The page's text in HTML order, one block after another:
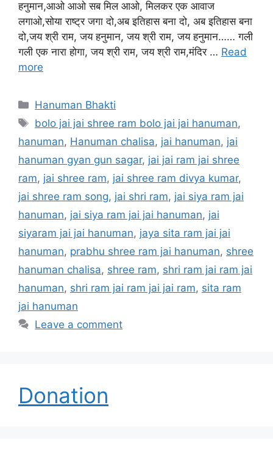
हनुमान,आओ आओ सब मिल आओ, मिलकर एक आवाज
लगाओ,सोया राष्ट्र जगा दो,अब इतिहास बना दो, अब इतिहास बना
दो,जय श्री राम, जय हनुमान, जय श्री राम, जय हनुमान…… गली
गली एक नारा होगा, जय श्री राम, जय श्री राम,मंदिर … Read
more
Categories
Hanuman Bhakti
Tags
bolo jai jai shree ram bolo jai jai hanuman,
hanuman, Hanuman chalisa, jai hanuman, jai
hanuman gyan gun sagar, jai jai ram jai shree
ram, jai shree ram, jai shree ram divya kumar,
jai shree ram song, jai shri ram, jai siya ram jai
hanuman, jai siya ram jai jai hanuman, jai
siyaram jai jai hanuman, jaya sita ram jai jai
hanuman, prabhu shree ram jai hanuman, shree
hanuman chalisa, shree ram, shri ram jai ram jai
hanuman, shri ram jai ram jai jai ram, sita ram
jai hanuman
Leave a comment
Donation